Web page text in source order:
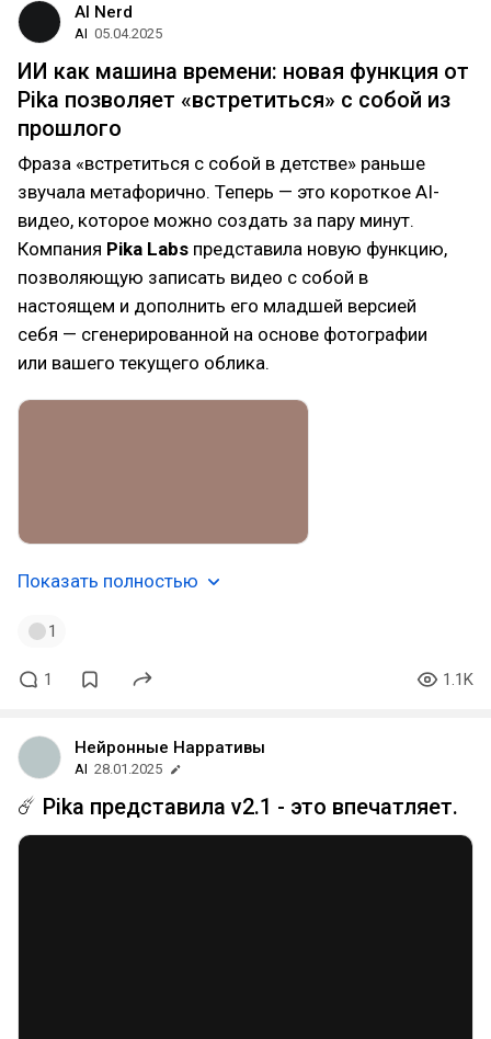
AI Nerd
AI 05.04.2025
ИИ как машина времени: новая функция от
Pika позволяет «встретиться» с собой из
прошлого
Фраза «встретиться с собой в детстве» раньше
звучала метафорично. Теперь — это короткое AI-
видео, которое можно создать за пару минут.
Компания Pika Labs представила новую функцию,
позволяющую записать видео с собой в
настоящем и дополнить его младшей версией
себя — сгенерированной на основе фотографии
или вашего текущего облика.
Показать полностью
1
1 1.1K
Нейронные Нарративы
AI 28.01.2025
☄️ Pika представила v2.1 - это впечатляет.